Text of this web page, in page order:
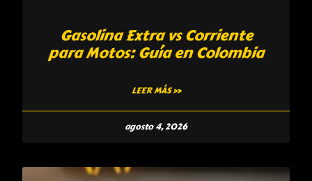
Gasolina Extra vs Corriente
para Motos: Guía en Colombia
LEER MÁS »
agosto 4, 2026